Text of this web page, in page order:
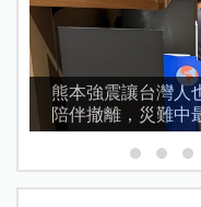
熊本強震讓台灣人
陪伴撤離，災難中